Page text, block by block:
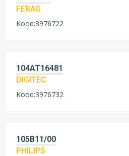
FERAG
Kood:3976722
104AT16481
DIGITEC
Kood:3976732
105B11/00
PHILIPS